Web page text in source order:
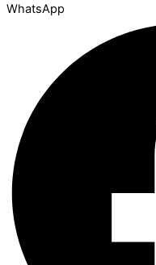
WhatsApp